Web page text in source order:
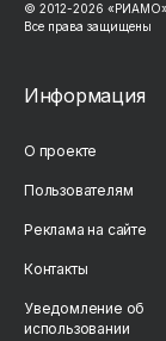
© 2012-2026
Все права защищены
Информация
О проекте
Пользователям
Реклама на сайте
Контакты
Уведомление об
использовании